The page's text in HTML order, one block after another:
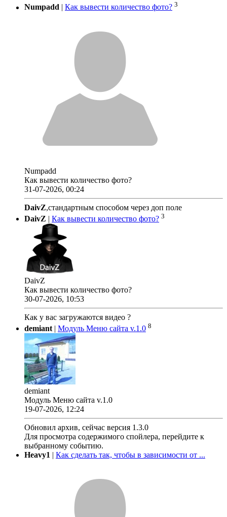
Numpadd Как вывести количество фото? 3
Numpadd
Как вывести количество фото?
31-07-2026, 00:24
DaivZ,стандартным способом через доп поле
DaivZ | Как вывести количество фото? 3
DaivZ
Как вывести количество фото?
30-07-2026, 10:53
Как у вас загружаются видео ?
demiant | Модуль Меню сайта v.1.0 8
demiant
Модуль Меню сайта v.1.0
19-07-2026, 12:24
Обновил архив, сейчас версия 1.3.0
Для просмотра содержимого спойлера, перейдите к
выбранному событию.
Heavy1 | Как сделать так, чтобы в зависимости от ...